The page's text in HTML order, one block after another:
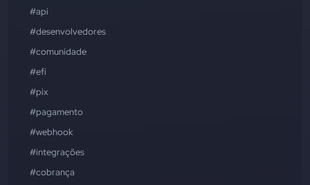
#api
#desenvolvedores
#comunidade
#efí
#pix
#pagamento
#webhook
#integrações
#cobrança